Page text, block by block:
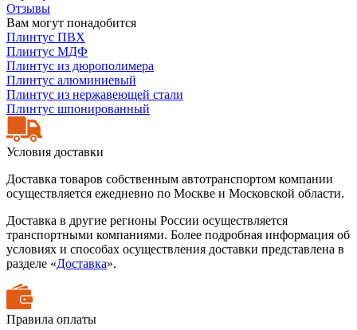
Отзывы
Вам могут понадобится
Плинтус ПВХ
Плинтус МДФ
Плинтус из дюрополимера
Плинтус алюминиевый
Плинтус из нержавеющей стали
Плинтус шпонированный
Условия доставки
Доставка товаров собственным автотранспортом компании
осуществляется ежедневно по Москве и Московской области.
Доставка в другие регионы России осуществляется
транспортными компаниями. Более подробная информация об
условиях и способах осуществления доставки представлена в
разделе «Доставка».
Правила оплаты